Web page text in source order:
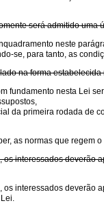
será admitido uma
neste
se, para tanto, as
na forma estabelecida
fundamento nesta Lei
da primeira rodada de
as normas que regem
interessados deverão
interessados